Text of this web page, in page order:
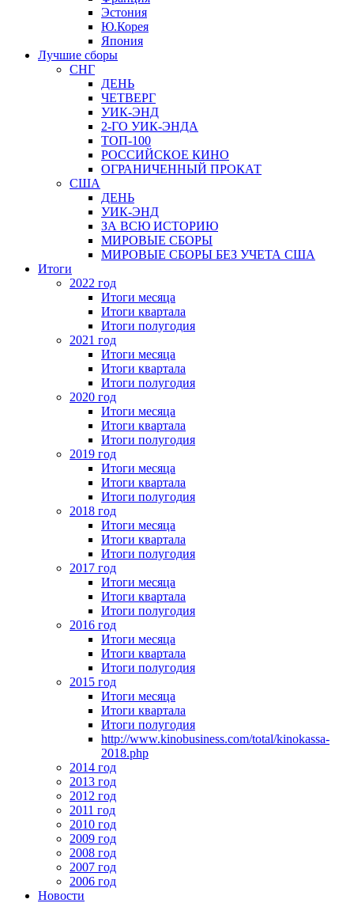
Эстония
Ю.Корея
Япония
Лучшие сборы
СНГ
ДЕНЬ
ЧЕТВЕРГ
УИК-ЭНД
2-ГО УИК-ЭНДА
ТОП-100
РОССИЙСКОЕ КИНО
ОГРАНИЧЕННЫЙ ПРОКАТ
США
ДЕНЬ
УИК-ЭНД
ЗА ВСЮ ИСТОРИЮ
МИРОВЫЕ СБОРЫ
МИРОВЫЕ СБОРЫ БЕЗ УЧЕТА США
Итоги
2022 год
Итоги месяца
Итоги квартала
Итоги полугодия
2021 год
Итоги месяца
Итоги квартала
Итоги полугодия
2020 год
Итоги месяца
Итоги квартала
Итоги полугодия
2019 год
Итоги месяца
Итоги квартала
Итоги полугодия
2018 год
Итоги месяца
Итоги квартала
Итоги полугодия
2017 год
Итоги месяца
Итоги квартала
Итоги полугодия
2016 год
Итоги месяца
Итоги квартала
Итоги полугодия
2015 год
Итоги месяца
Итоги квартала
Итоги полугодия
http://www.kinobusiness.com/total/kinokassa-
2018.php
2014 год
2013 год
2012 год
2011 год
2010 год
2009 год
2008 год
2007 год
2006 год
Новости